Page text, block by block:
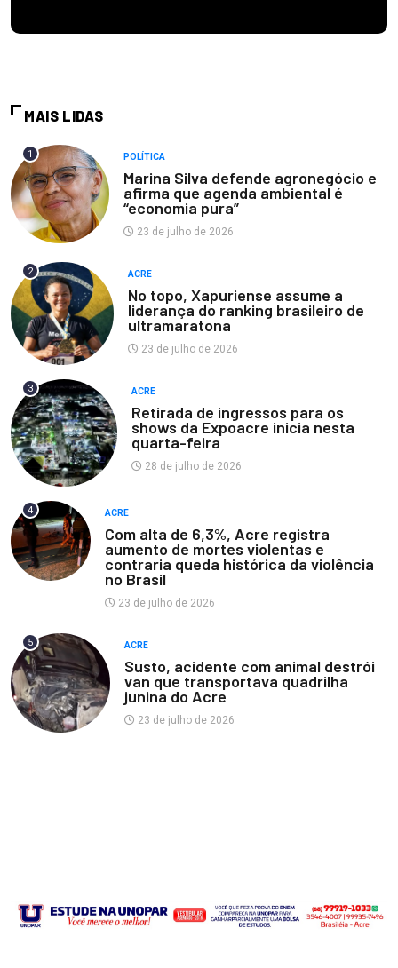
MAIS LIDAS
1 POLÍTICA
Marina Silva defende agronegócio e
afirma que agenda ambiental é
“economia pura”
23 de julho de 2026
2 ACRE
No topo, Xapuriense assume a
liderança do ranking brasileiro de
ultramaratona
23 de julho de 2026
3 ACRE
Retirada de ingressos para os
shows da Expoacre inicia nesta
quarta-feira
28 de julho de 2026
4 ACRE
Com alta de 6,3%, Acre registra
aumento de mortes violentas e
contraria queda histórica da violência
no Brasil
23 de julho de 2026
5 ACRE
Susto, acidente com animal destrói
van que transportava quadrilha
junina do Acre
23 de julho de 2026